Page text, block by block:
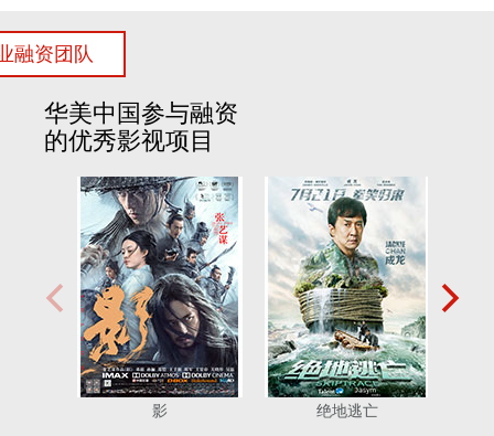
融资团队
华美中国参与融资
的优秀影视项目
影 绝地逃亡